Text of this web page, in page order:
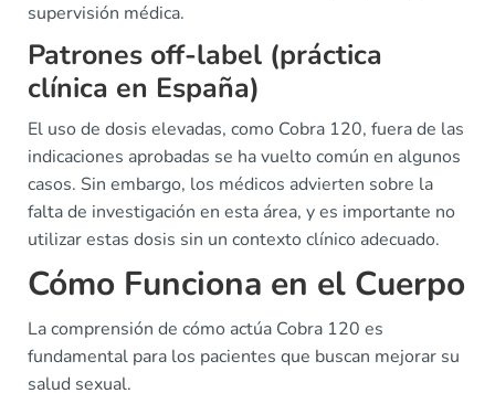
supervisión médica.
Patrones off-label (práctica
clínica en España)
El uso de dosis elevadas, como Cobra 120, fuera de las
indicaciones aprobadas se ha vuelto común en algunos
casos. Sin embargo, los médicos advierten sobre la
falta de investigación en esta área, y es importante no
utilizar estas dosis sin un contexto clínico adecuado.
Cómo Funciona en el Cuerpo
La comprensión de cómo actúa Cobra 120 es
fundamental para los pacientes que buscan mejorar su
salud sexual.